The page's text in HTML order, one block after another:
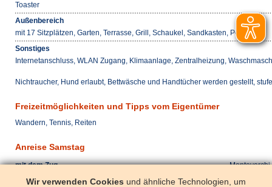
Toaster
Außenbereich
mit 17 Sitzplätzen, Garten, Terrasse, Grill, Schaukel, Sandkasten, Pool
Sonstiges
Internetanschluss, WLAN Zugang, Klimaanlage, Zentralheizung,
Nichtraucher, Hund erlaubt, Bettwäsche und Handtücher werden gestellt,
Freizeitmöglichkeiten und Tipps vom Eigentümer
Wandern, Tennis, Reiten
Anreise Samstag
mit dem Zug
Montevarchi
mit dem Pkw
A1
Wir verwenden Cookies und ähnliche Technologien, um